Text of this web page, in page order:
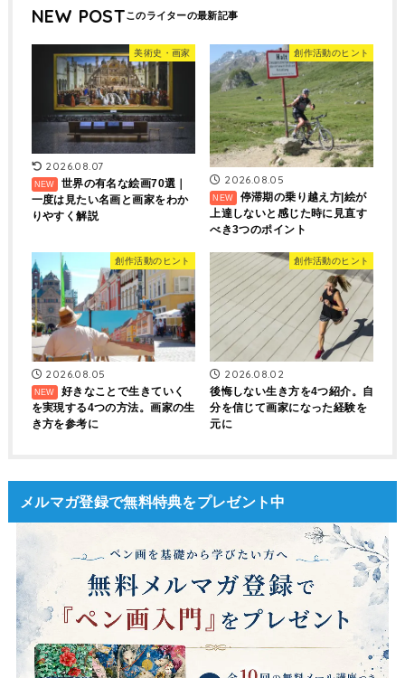
NEW POST
美術史・画家
2026.08.07
世界の有名な絵画70選｜
一度は見たい名画と画家をわか
りやすく解説
創作活動のヒント
2026.08.05
停滞期の乗り越え方|絵が
上達しないと感じた時に見直す
べき3つのポイント
創作活動のヒント
2026.08.05
好きなことで生きていく
を実現する4つの方法。画家の生
き方を参考に
創作活動のヒント
2026.08.02
後悔しない生き方を4つ紹介。自
分を信じて画家になった経験を
元に
メルマガ登録で無料特典をプレゼント中